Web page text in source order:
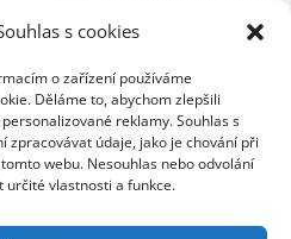
s cookies
o zařízení používáme
Děláme to, abychom zlepšili
reklamy. Souhlas s
údaje, jako je chování při
webu. Nesouhlas nebo odvolání
určité vlastnosti a funkce.